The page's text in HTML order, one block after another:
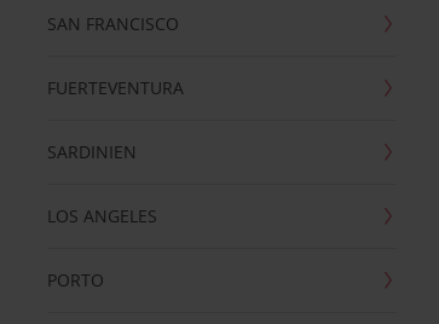
SAN FRANCISCO
FUERTEVENTURA
SARDINIEN
LOS ANGELES
PORTO